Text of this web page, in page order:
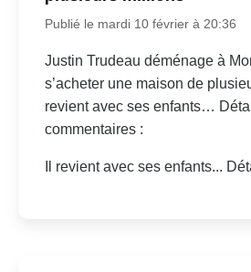
Publié le mardi 10 février à 20:36
Justin Trudeau déménage à
s’acheter une maison de
revient avec ses enfants…
commentaires :
Il revient avec ses enfants...